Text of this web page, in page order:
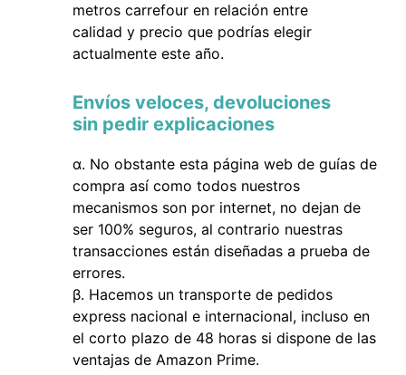
metros carrefour en relación entre
calidad y precio que podrías elegir
actualmente este año.
Envíos veloces, devoluciones
sin pedir explicaciones
No obstante esta página web de guías de
compra así como todos nuestros
mecanismos son por internet, no dejan de
ser 100% seguros, al contrario nuestras
transacciones están diseñadas a prueba de
errores.
Hacemos un transporte de pedidos
express nacional e internacional, incluso en
el corto plazo de 48 horas si dispone de las
ventajas de Amazon Prime.